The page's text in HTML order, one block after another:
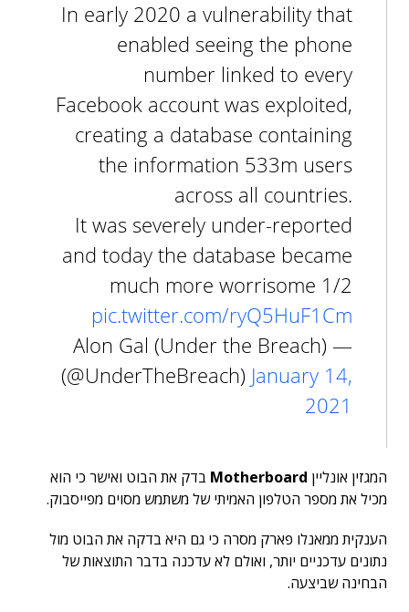
In early 2020 a vulnerability that
enabled seeing the phone
number linked to every
Facebook account was exploited,
creating a database containing
the information 533m users
across all countries.
It was severely under-reported
and today the database became
much more worrisome 1/2
pic.twitter.com/ryQ5HuF1Cm
— Alon Gal (Under the Breach)
(@UnderTheBreach) January 14,
2021
המגזין אונליין Motherboard בדק את הבוט ואישר כי הוא
מכיל את מספר הטלפון האמיתי של משתמש מסוים מפייסבוק.
הענקית ממאנלו פארק מסרה כי גם היא בדקה את הבוט מול
נתונים עדכניים יותר, ואולם לא עדכנה בדבר התוצאות של
הבחינה שביצעה.